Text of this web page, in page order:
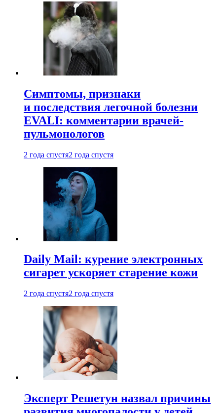
Симптомы, признаки
и последствия легочной болезни
EVALI: комментарии врачей-
пульмонологов
2 года спустя2 года спустя
Daily Mail: курение электронных
сигарет ускоряет старение кожи
2 года спустя2 года спустя
Эксперт Решетун назвал причины